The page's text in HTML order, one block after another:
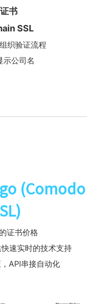
书
SSL
织验证流程
示公司名
(Comodo
证书价格
速实时的技术支持
API串接自动化